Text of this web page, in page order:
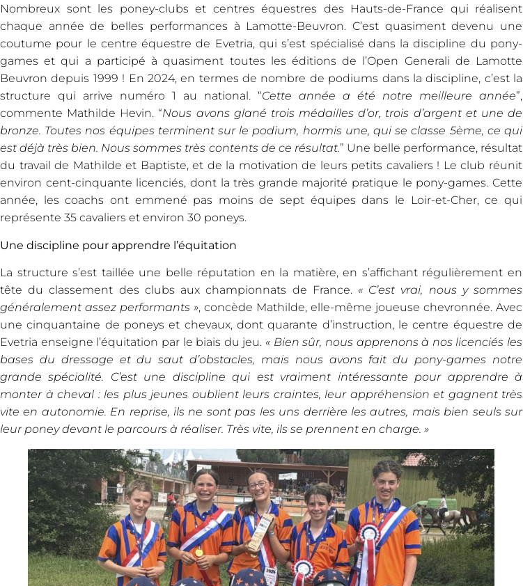
Nombreux sont les poney-clubs et centres équestres des Hauts-de-France qui réalisent
chaque année de belles performances à Lamotte-Beuvron. C’est quasiment devenu une
coutume pour le centre équestre de Evetria, qui s’est spécialisé dans la discipline du pony-
games et qui a participé à quasiment toutes les éditions de l’Open Generali de Lamotte
Beuvron depuis 1999 ! En 2024, en termes de nombre de podiums dans la discipline, c’est la
structure qui arrive numéro 1 au national. “Cette année a été notre meilleure année”,
commente Mathilde Hevin. “Nous avons glané trois médailles d’or, trois d’argent et une de
bronze. Toutes nos équipes terminent sur le podium, hormis une, qui se classe 5ème, ce qui
est déjà très bien. Nous sommes très contents de ce résultat.” Une belle performance, résultat
du travail de Mathilde et Baptiste, et de la motivation de leurs petits cavaliers ! Le club réunit
environ cent-cinquante licenciés, dont la très grande majorité pratique le pony-games. Cette
année, les coachs ont emmené pas moins de sept équipes dans le Loir-et-Cher, ce qui
représente 35 cavaliers et environ 30 poneys.
Une discipline pour apprendre l’équitation
La structure s’est taillée une belle réputation en la matière, en s’affichant régulièrement en
tête du classement des clubs aux championnats de France. « C’est vrai, nous y sommes
généralement assez performants », concède Mathilde, elle-même joueuse chevronnée. Avec
une cinquantaine de poneys et chevaux, dont quarante d’instruction, le centre équestre de
Evetria enseigne l’équitation par le biais du jeu. « Bien sûr, nous apprenons à nos licenciés les
bases du dressage et du saut d’obstacles, mais nous avons fait du pony-games notre
grande spécialité. C’est une discipline qui est vraiment intéressante pour apprendre à
monter à cheval : les plus jeunes oublient leurs craintes, leur appréhension et gagnent très
vite en autonomie. En reprise, ils ne sont pas les uns derrière les autres, mais bien seuls sur
leur poney devant le parcours à réaliser. Très vite, ils se prennent en charge. »